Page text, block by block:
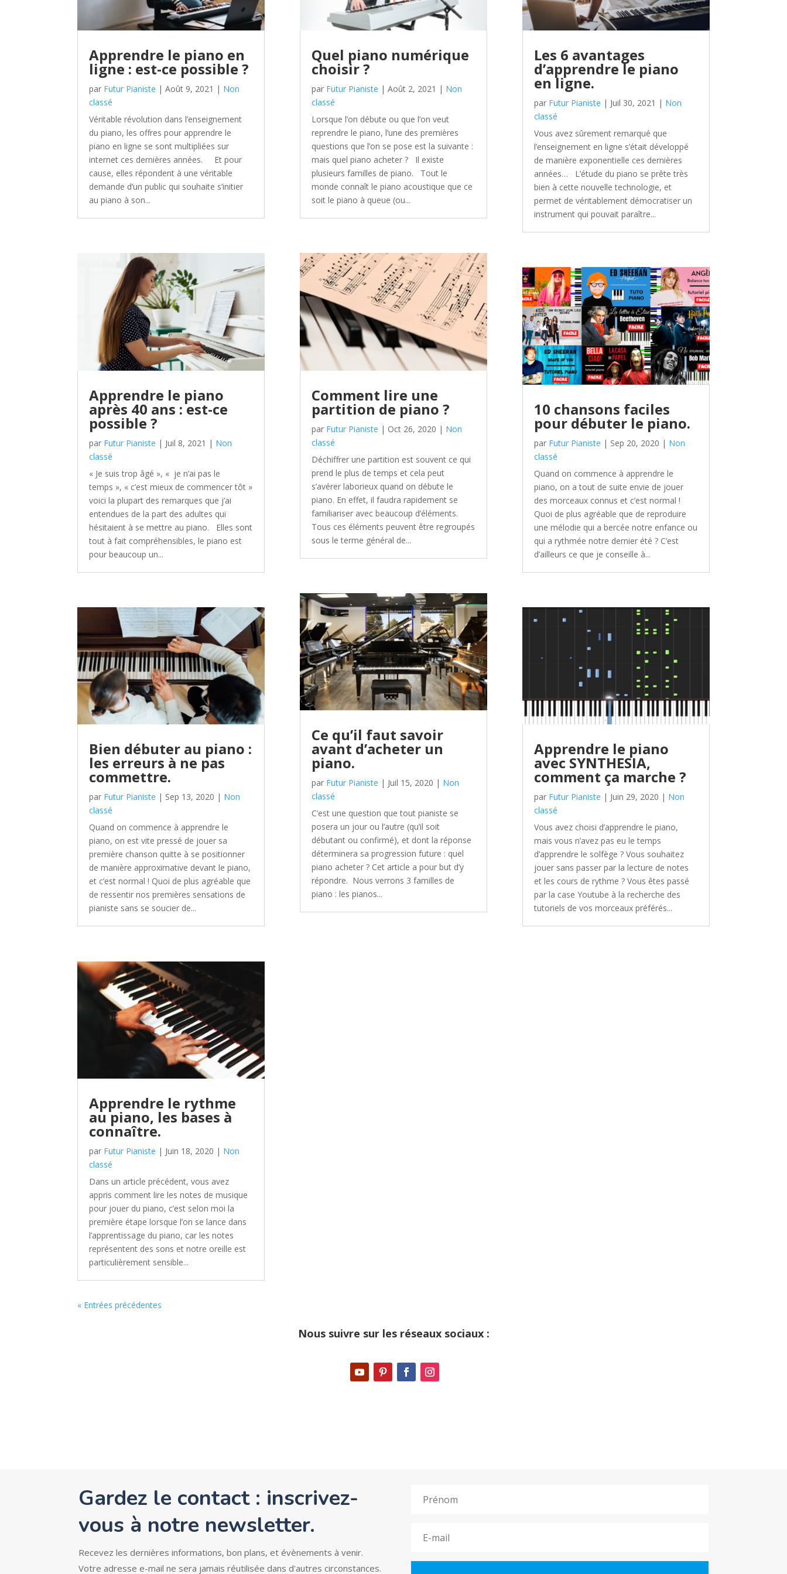
Apprendre le piano en
ligne : est-ce possible ?
par Futur Pianiste | Août 9, 2021 | Non
classé
Véritable révolution dans l’enseignement
du piano, les offres pour apprendre le
piano en ligne se sont multipliées sur
internet ces dernières années. Et pour
cause, elles répondent à une véritable
demande d’un public qui souhaite s’initier
au piano à son...
Apprendre le piano
après 40 ans : est-ce
possible ?
par Futur Pianiste | Juil 8, 2021 | Non
classé
« Je suis trop âgé », « je n’ai pas le
temps », « c’est mieux de commencer tôt »
voici la plupart des remarques que j’ai
entendues de la part des adultes qui
hésitaient à se mettre au piano. Elles sont
tout à fait compréhensibles, le piano est
pour beaucoup un...
Bien débuter au piano :
les erreurs à ne pas
commettre.
par Futur Pianiste | Sep 13, 2020 | Non
classé
Quand on commence à apprendre le
piano, on est vite pressé de jouer sa
première chanson quitte à se positionner
de manière approximative devant le piano,
et c’est normal ! Quoi de plus agréable que
de ressentir nos premières sensations de
pianiste sans se soucier de...
Apprendre le rythme
au piano, les bases à
connaître.
par Futur Pianiste | Juin 18, 2020 | Non
classé
Dans un article précédent, vous avez
appris comment lire les notes de musique
pour jouer du piano, c’est selon moi la
première étape lorsque l’on se lance dans
l’apprentissage du piano, car les notes
représentent des sons et notre oreille est
particulièrement sensible...
Quel piano numérique
choisir ?
par Futur Pianiste | Août 2, 2021 | Non
classé
Lorsque l’on débute ou que l’on veut
reprendre le piano, l’une des premières
questions que l’on se pose est la suivante :
mais quel piano acheter ? Il existe
plusieurs familles de piano. Tout le
monde connaît le piano acoustique que ce
soit le piano à queue (ou...
Comment lire une
partition de piano ?
par Futur Pianiste | Oct 26, 2020 | Non
classé
Déchiffrer une partition est souvent ce qui
prend le plus de temps et cela peut
s’avérer laborieux quand on débute le
piano. En effet, il faudra rapidement se
familiariser avec beaucoup d’éléments.
Tous ces éléments peuvent être regroupés
sous le terme général de...
Ce qu’il faut savoir
avant d’acheter un
piano.
par Futur Pianiste | Juil 15, 2020 | Non
classé
C’est une question que tout pianiste se
posera un jour ou l’autre (qu’il soit
débutant ou confirmé), et dont la réponse
déterminera sa progression future : quel
piano acheter ? Cet article a pour but d’y
répondre. Nous verrons 3 familles de
piano : les pianos...
Les 6 avantages
d’apprendre le piano
en ligne.
par Futur Pianiste | Juil 30, 2021 | Non
classé
Vous avez sûrement remarqué que
l’enseignement en ligne s’était développé
de manière exponentielle ces dernières
années… L’étude du piano se prête très
bien à cette nouvelle technologie, et
permet de véritablement démocratiser un
instrument qui pouvait paraître...
10 chansons faciles
pour débuter le piano.
par Futur Pianiste | Sep 20, 2020 | Non
classé
Quand on commence à apprendre le
piano, on a tout de suite envie de jouer
des morceaux connus et c’est normal !
Quoi de plus agréable que de reproduire
une mélodie qui a bercée notre enfance ou
qui a rythmée notre dernier été ? C’est
d’ailleurs ce que je conseille à...
Apprendre le piano
avec SYNTHESIA,
comment ça marche ?
par Futur Pianiste | Juin 29, 2020 | Non
classé
Vous avez choisi d’apprendre le piano,
mais vous n’avez pas eu le temps
d’apprendre le solfège ? Vous souhaitez
jouer sans passer par la lecture de notes
et les cours de rythme ? Vous êtes passé
par la case Youtube à la recherche des
tutoriels de vos morceaux préférés...
« Entrées précédentes
Nous suivre sur les réseaux sociaux :
Gardez le contact : inscrivez-
vous à notre newsletter.
Recevez les dernières informations, bon plans, et évènements à venir.
Votre adresse e-mail ne sera jamais réutilisée dans d'autres circonstances.